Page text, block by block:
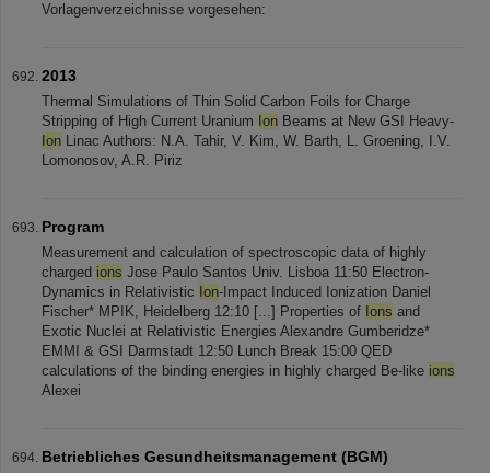
Vorlagenverzeichnisse vorgesehen:
2013
Thermal Simulations of Thin Solid Carbon Foils for Charge
Stripping of High Current Uranium Ion Beams at New GSI Heavy-
Ion Linac Authors: N.A. Tahir, V. Kim, W. Barth, L. Groening, I.V.
Lomonosov, A.R. Piriz
Program
Measurement and calculation of spectroscopic data of highly
charged ions Jose Paulo Santos Univ. Lisboa 11:50 Electron-
Dynamics in Relativistic Ion-Impact Induced Ionization Daniel
Fischer* MPIK, Heidelberg 12:10 [...] Properties of Ions and
Exotic Nuclei at Relativistic Energies Alexandre Gumberidze*
EMMI & GSI Darmstadt 12:50 Lunch Break 15:00 QED
calculations of the binding energies in highly charged Be-like ions
Alexei
Betriebliches Gesundheitsmanagement (BGM)